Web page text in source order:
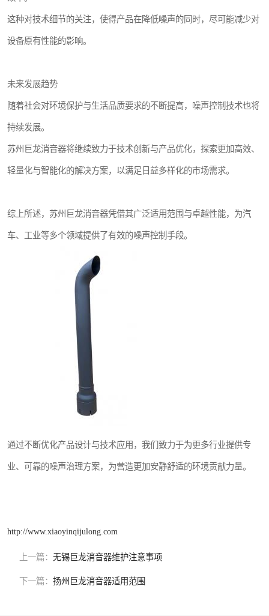
这种对技术细节的关注，使得产品在降低噪声的同时，尽可能减少对
设备原有性能的影响。
未来发展趋势
随着社会对环境保护与生活品质要求的不断提高，噪声控制技术也将
持续发展。
苏州巨龙消音器将继续致力于技术创新与产品优化，探索更加高效、
轻量化与智能化的解决方案，以满足日益多样化的市场需求。
综上所述，苏州巨龙消音器凭借其广泛适用范围与卓越性能，为汽
车、工业等多个领域提供了有效的噪声控制手段。
通过不断优化产品设计与技术应用，我们致力于为更多行业提供专
业、可靠的噪声治理方案，为营造更加安静舒适的环境贡献力量。
http://www.xiaoyinqijulong.com
上一篇： 无锡巨龙消音器维护注意事项
下一篇： 扬州巨龙消音器适用范围